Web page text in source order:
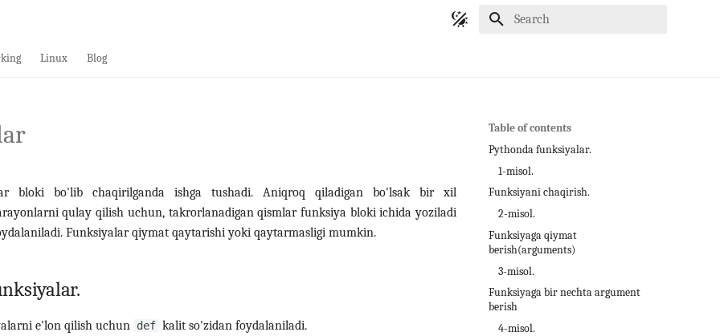
Linux Blog
Table of contents
Pythonda funksiyalar.
1-misol.
Funksiyani chaqirish.
2-misol.
Funksiyaga qiymat
berish(arguments)
3-misol.
Funksiyaga bir nechta argument
berish
4-misol.
bloki bo'lib chaqirilganda ishga tushadi. Aniqroq qiladigan bo'lsak bir xil
qulay qilish uchun, takrorlanadigan qismlar funksiya bloki ichida yoziladi
Funksiyalar qiymat qaytarishi yoki qaytarmasligi mumkin.
e'lon qilish uchun def kalit so'zidan foydalaniladi.